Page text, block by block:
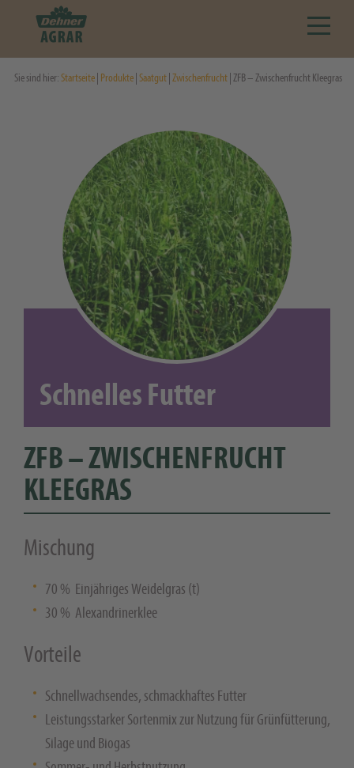
Sie sind hier:Startseite Produkte Saatgut Zwischenfrucht | ZFB – Zwischenfrucht Kleegras
ZFB – ZWISCHENFRUCHT
KLEEGRAS
Mischung
70 % Einjähriges Weidelgras (t)
30 % Alexandrinerklee
Vorteile
Schnellwachsendes, schmackhaftes Futter
Leistungsstarker Sortenmix zur Nutzung für Grünfütterung,
Silage und Biogas
Schnelles Futter